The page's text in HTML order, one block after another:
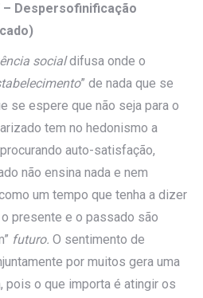
Despersofinificação
socialdifusa onde o
” de nada que se
se espere que não seja para o
tem no hedonismo a
auto-satisfação,
não ensina nada e nem
um tempo que tenha a dizer
presente e o passado são
futuro. O sentimento de
por muitos gera uma
pois o que importa é atingir os